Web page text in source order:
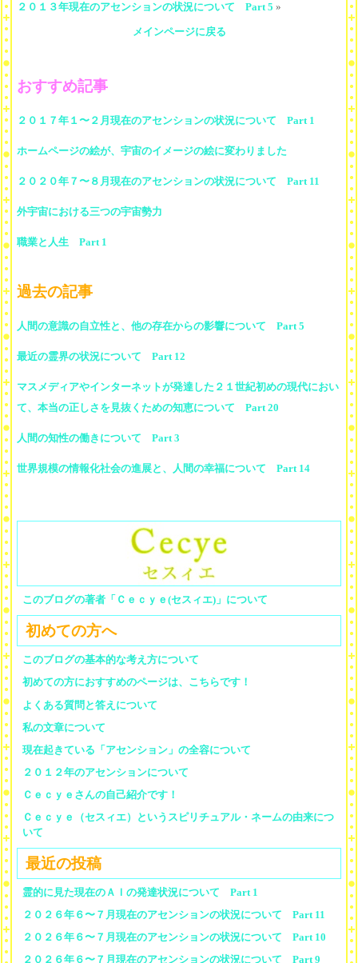
２０１３年現在のアセンションの状況について Part 5 »
メインページに戻る
おすすめ記事
２０１７年１〜２月現在のアセンションの状況について Part 1
ホームページの絵が、宇宙のイメージの絵に変わりました
２０２０年７〜８月現在のアセンションの状況について Part 11
外宇宙における三つの宇宙勢力
職業と人生 Part 1
過去の記事
人間の意識の自立性と、他の存在からの影響について Part 5
最近の霊界の状況について Part 12
マスメディアやインターネットが発達した２１世紀初めの現代におい
て、本当の正しさを見抜くための知恵について Part 20
人間の知性の働きについて Part 3
世界規模の情報化社会の進展と、人間の幸福について Part 14
このブログの著者「Ｃｅｃｙｅ(セスィエ)」について
初めての方へ
このブログの基本的な考え方について
初めての方におすすめのページは、こちらです！
よくある質問と答えについて
私の文章について
現在起きている「アセンション」の全容について
２０１２年のアセンションについて
Ｃｅｃｙｅさんの自己紹介です！
Ｃｅｃｙｅ（セスィエ）というスピリチュアル・ネームの由来につ
いて
最近の投稿
霊的に見た現在のＡＩの発達状況について Part 1
２０２６年６〜７月現在のアセンションの状況について Part 11
２０２６年６〜７月現在のアセンションの状況について Part 10
２０２６年６〜７月現在のアセンションの状況について Part 9